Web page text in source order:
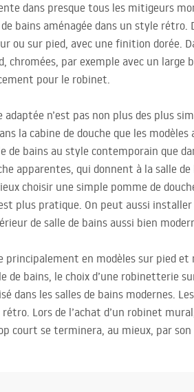
dans presque tous les mitigeurs
bains aménagée dans un style rétro.
ou sur pied, avec une finition dorée.
par exemple avec un large
pour le robinet.
adaptée n’est pas non plus des plus
la cabine de douche que les
de bains au style contemporain que
apparentes, qui donnent à la salle
choisir une simple pomme de
plus pratique. On peut aussi
de salle de bains aussi bien
en modèles sur pied et
bains, le choix d’une robinetterie
dans les salles de bains modernes.
rétro. Lors de l’achat d’un robinet
court se terminera, au mieux, par